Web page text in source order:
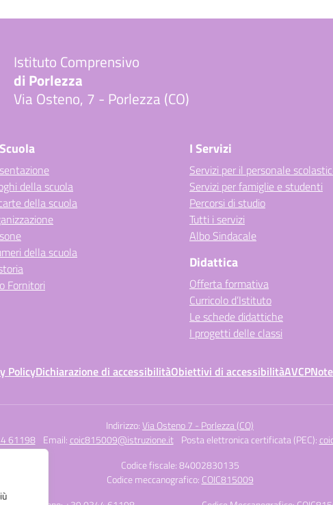
Istituto Comprensivo
di Porlezza
Via Osteno, 7 - Porlezza (CO)
della scuola
della scuola
della scuola
Fornitori
I Servizi
Servizi per il personale
Servizi per famiglie e studenti
Percorsi di studio
Tutti i servizi
Albo Sindacale
Didattica
Offerta formativa
Curricolo d’Istituto
Le schede didattiche
I progetti delle classi
PolicyDichiarazione di accessibilitàObiettivi di accessibilitàAVCP
Indirizzo:Via Osteno 7 - Porlezza (CO)
61198 Email:coic815009@istruzione.it Posta elettronica certificata (PEC):
Codice fiscale: 84002830135
Codice meccanografico: COIC815009